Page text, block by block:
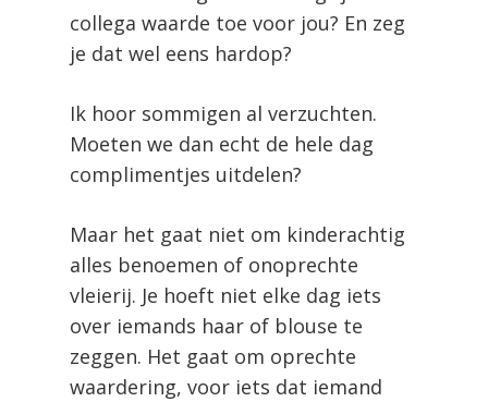
collega waarde toe voor jou? En zeg
je dat wel eens hardop?
Ik hoor sommigen al verzuchten.
Moeten we dan echt de hele dag
complimentjes uitdelen?
Maar het gaat niet om kinderachtig
alles benoemen of onoprechte
vleierij. Je hoeft niet elke dag iets
over iemands haar of blouse te
zeggen. Het gaat om oprechte
waardering, voor iets dat iemand